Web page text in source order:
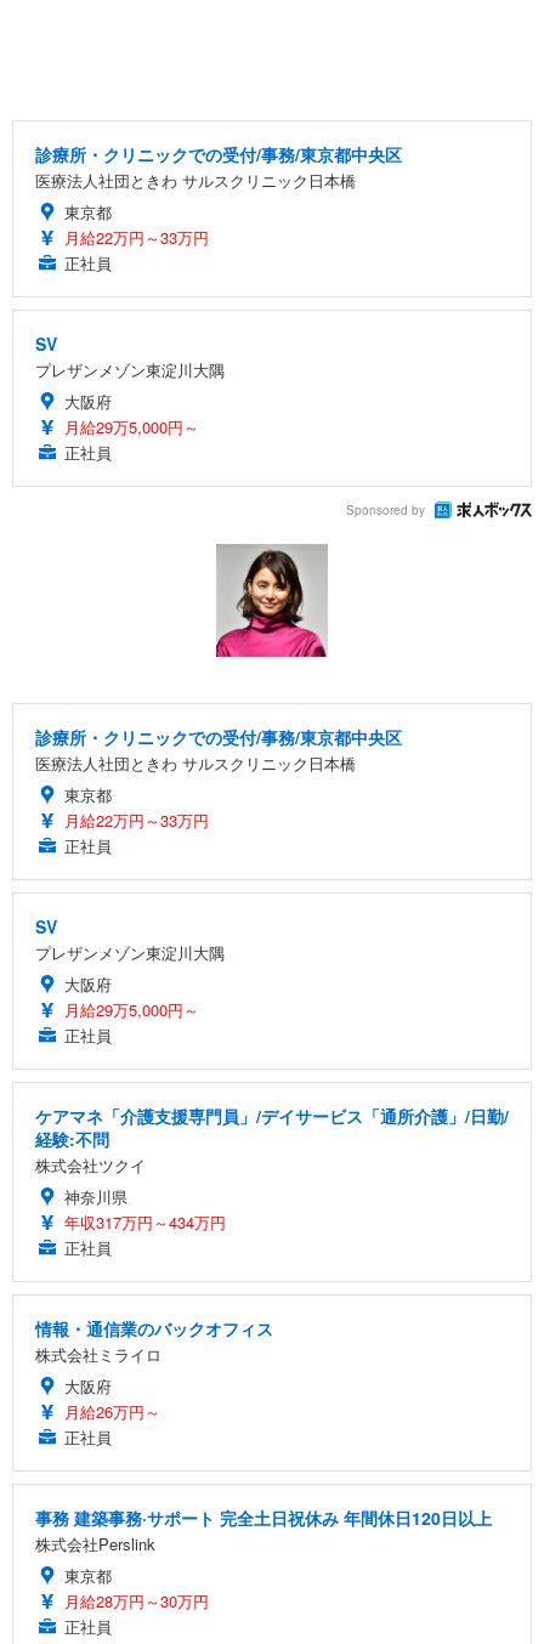
診療所・クリニックでの受付/事務/東京都中央区
医療法人社団ときわ サルスクリニック日本橋
東京都
月給22万円～33万円
正社員
SV
プレザンメゾン東淀川大隅
大阪府
月給29万5,000円～
正社員
Sponsored by
診療所・クリニックでの受付/事務/東京都中央区
医療法人社団ときわ サルスクリニック日本橋
東京都
月給22万円～33万円
正社員
SV
プレザンメゾン東淀川大隅
大阪府
月給29万5,000円～
正社員
ケアマネ「介護支援専門員」/デイサービス「通所介護」/日勤/
経験:不問
株式会社ツクイ
神奈川県
年収317万円～434万円
正社員
情報・通信業のバックオフィス
株式会社ミライロ
大阪府
月給26万円～
正社員
事務 建築事務·サポート 完全土日祝休み 年間休日120日以上
株式会社Perslink
東京都
月給28万円～30万円
正社員